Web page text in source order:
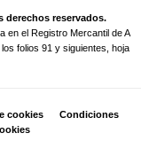
derechos reservados.
en el Registro Mercantil de A
folios 91 y siguientes, hoja
cookies
Condiciones